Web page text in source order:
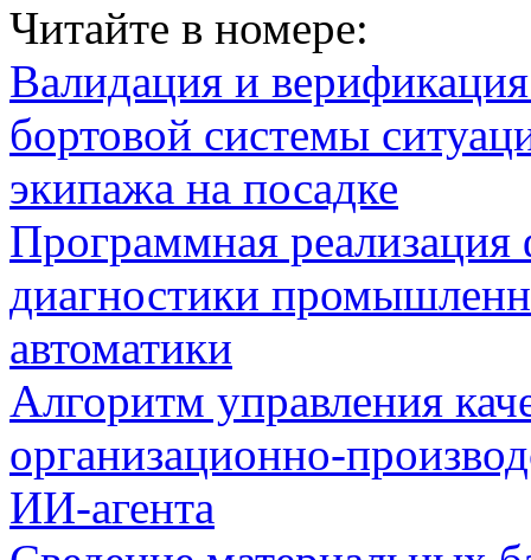
Читайте в номере:
Валидация и
бортовой системы
экипажа на посадке
Программная
диагностики
автоматики
Алгоритм управления
организационно-
ИИ-агента